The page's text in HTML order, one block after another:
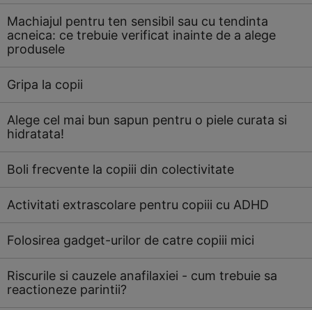
Machiajul pentru ten sensibil sau cu tendinta
acneica: ce trebuie verificat inainte de a alege
produsele
Gripa la copii
Alege cel mai bun sapun pentru o piele curata si
hidratata!
Boli frecvente la copiii din colectivitate
Activitati extrascolare pentru copiii cu ADHD
Folosirea gadget-urilor de catre copiii mici
Riscurile si cauzele anafilaxiei - cum trebuie sa
reactioneze parintii?